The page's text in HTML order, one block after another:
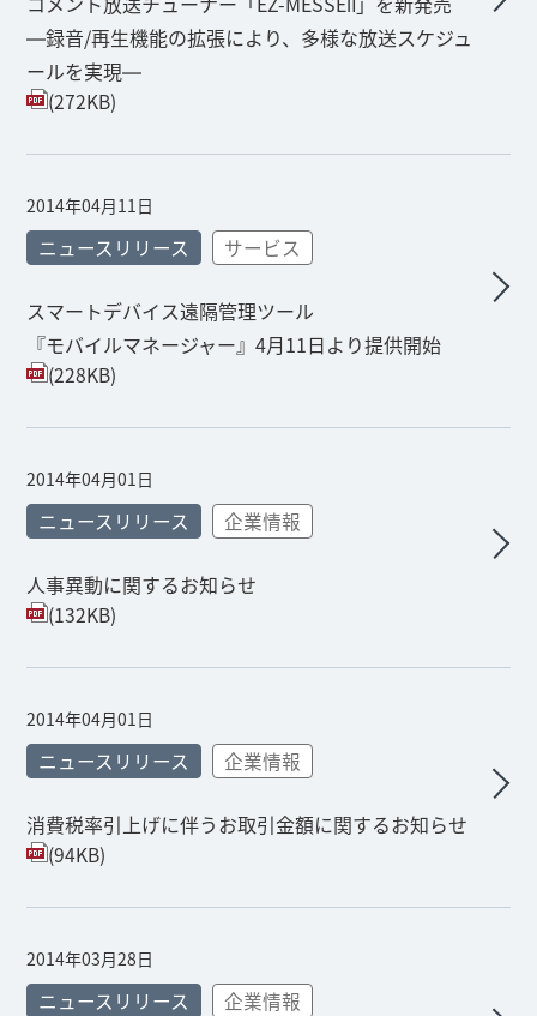
―録音/再生機能の拡張により、多様な放送スケジュ
ールを実現―
(272KB)
2014年04月11日
ニュースリリース サービス
スマートデバイス遠隔管理ツール
『モバイルマネージャー』4月11日より提供開始
(228KB)
2014年04月01日
ニュースリリース 企業情報
人事異動に関するお知らせ
(132KB)
2014年04月01日
ニュースリリース 企業情報
消費税率引上げに伴うお取引金額に関するお知らせ
(94KB)
2014年03月28日
ニュースリリース 企業情報